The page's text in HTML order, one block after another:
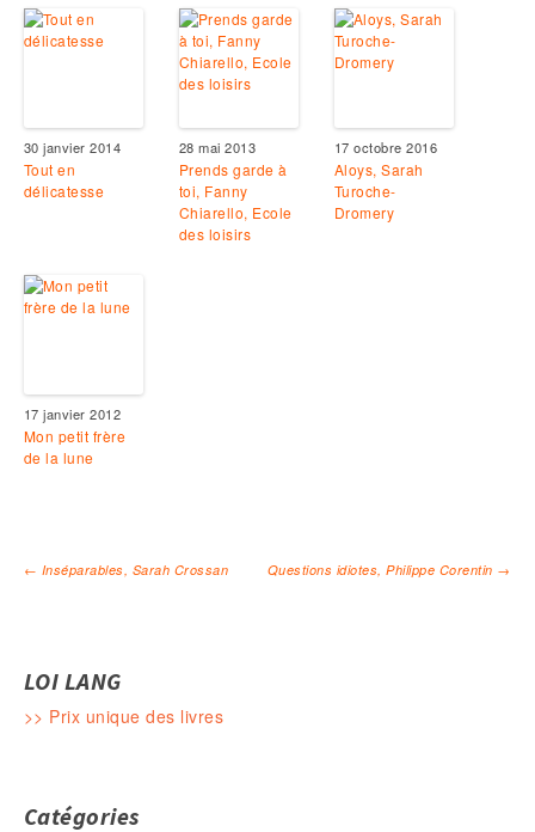
30 janvier 2014
Tout en
délicatesse
28 mai 2013
Prends garde à
toi, Fanny
Chiarello, Ecole
des loisirs
17 octobre 2016
Aloys, Sarah
Turoche-
Dromery
17 janvier 2012
Mon petit frère
de la lune
← Inséparables, Sarah Crossan Questions idiotes, Philippe Corentin →
LOI LANG
>> Prix unique des livres
Catégories